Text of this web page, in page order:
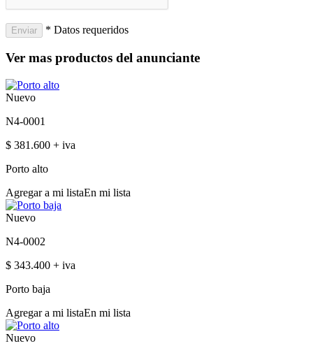
* Datos requeridos
Ver mas productos del anunciante
Nuevo
N4-0001
$ 381.600 + iva
Porto alto
Agregar a mi listaEn mi lista
Nuevo
N4-0002
$ 343.400 + iva
Porto baja
Agregar a mi listaEn mi lista
Nuevo